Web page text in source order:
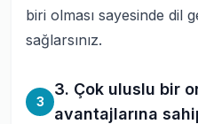
biri olması sayesinde dil
sağlarsınız.
3
3. Çok uluslu bir
avantajlarına